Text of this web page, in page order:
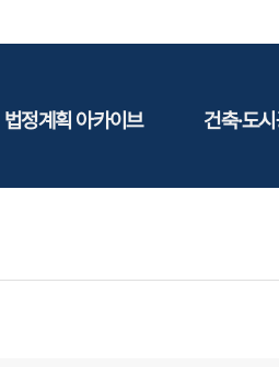
법정계획 아카이브 건축·도